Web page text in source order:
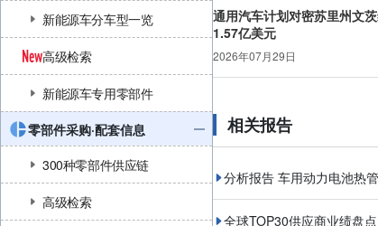
新能源车分车型一览
高级检索
新能源车专用零部件
零部件采购·配套信息
300种零部件供应链
高级检索
通用汽车计划对密苏里州文
1.57亿美元
2026年07月29日
相关报告
分析报告 车用动力电池热
全球TOP30供应商业绩盘点